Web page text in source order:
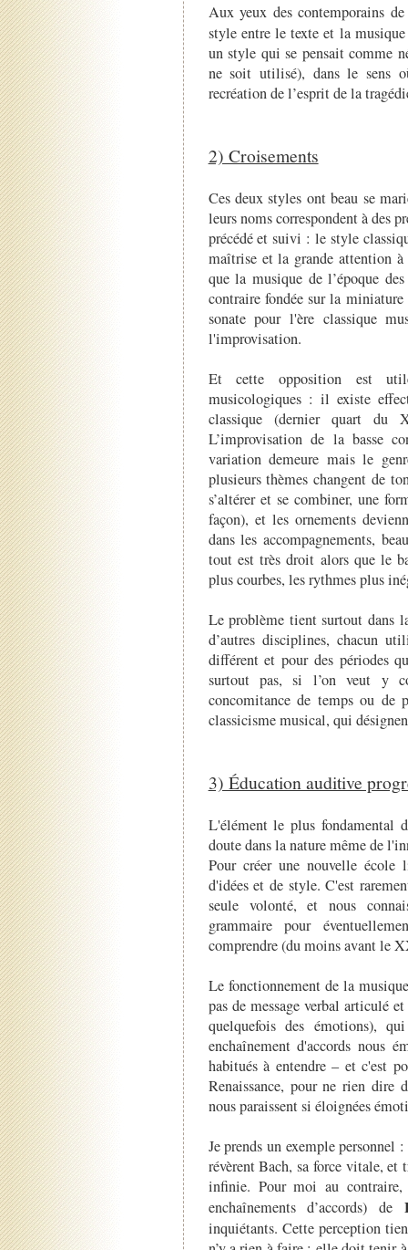
Aux yeux des contemporains
style entre le texte et la
un style qui se pensait comme
ne soit utilisé), dans le sens
recréation de l’esprit de la
2) Croisements
Ces deux styles ont beau se
leurs noms correspondent à des
précédé et suivi : le style
maîtrise et la grande attention
que la musique de l’époque
contraire fondée sur la
sonate pour l'ère classique
l'improvisation.
Et cette opposition est
musicologiques : il existe
classique (dernier quart du
L’improvisation de la basse
variation demeure mais le
plusieurs thèmes changent de
s’altérer et se combiner, une
façon), et les ornements
dans les accompagnements,
tout est très droit alors que le
plus courbes, les rythmes plus
Le problème tient surtout dans
d’autres disciplines, chacun
différent et pour des périodes
surtout pas, si l’on veut y
concomitance de temps ou de
classicisme musical, qui
3) Éducation auditive
L'élément le plus fondamental
doute dans la nature même de
Pour créer une nouvelle école
d'idées et de style. C'est
seule volonté, et nous
grammaire pour
comprendre (du moins avant le
Le fonctionnement de la
pas de message verbal articulé
quelquefois des émotions),
enchaînement d'accords nous
habitués à entendre – et c'est
Renaissance, pour ne rien dire
nous paraissent si éloignées
Je prends un exemple personnel
révèrent Bach, sa force vitale, et
infinie. Pour moi au contraire,
enchaînements d’accords) de
inquiétants. Cette perception